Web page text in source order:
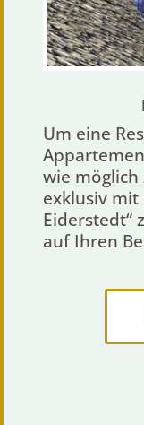
Um eine
wie
exklusiv mit
Eiderstedt“
auf